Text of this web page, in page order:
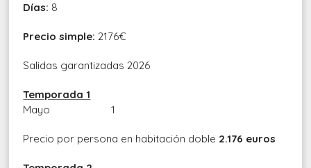
Días: 8
Precio simple: 2176€
Salidas garantizadas 2026
Temporada 1
Mayo 1
Precio por persona en habitación doble 2.176 euros